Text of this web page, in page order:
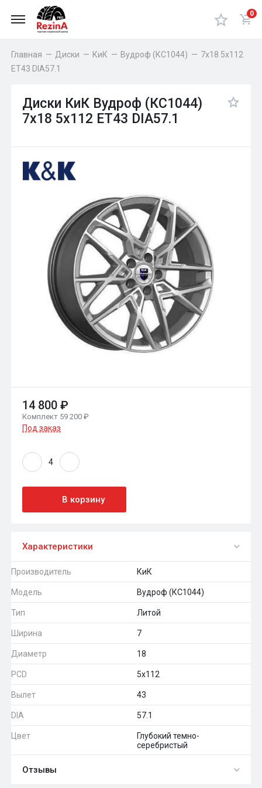
0
Главная — Диски — КиК — Вудроф (КС1044) — 7x18 5x112
ET43 DIA57.1
Диски КиК Вудроф (КС1044)
7x18 5x112 ET43 DIA57.1
14 800 ₽
Комплект 59 200 ₽
Под заказ
В корзину
Характеристики
Производитель КиК
Модель Вудроф (КС1044)
Тип Литой
Ширина 7
Диаметр 18
PCD 5x112
Вылет 43
DIA 57.1
Цвет
Глубокий темно-
серебристый
Отзывы